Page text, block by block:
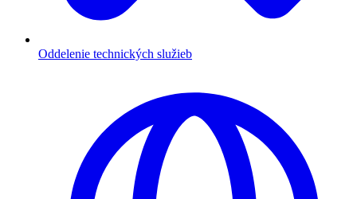
Oddelenie technických služieb